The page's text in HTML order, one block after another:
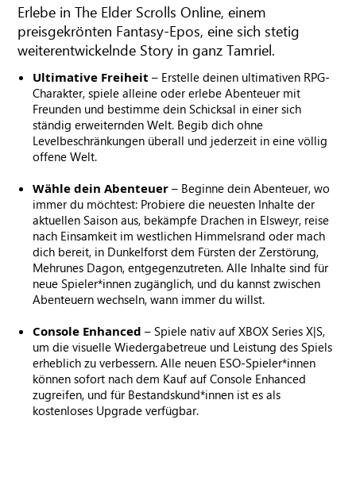
Erlebe in The Elder Scrolls Online, einem
preisgekrönten Fantasy-Epos, eine sich stetig
weiterentwickelnde Story in ganz Tamriel.
Ultimative Freiheit – Erstelle deinen ultimativen RPG-
Charakter, spiele alleine oder erlebe Abenteuer mit
Freunden und bestimme dein Schicksal in einer sich
ständig erweiternden Welt. Begib dich ohne
Levelbeschränkungen überall und jederzeit in eine völlig
offene Welt.
Wähle dein Abenteuer – Beginne dein Abenteuer, wo
immer du möchtest: Probiere die neuesten Inhalte der
aktuellen Saison aus, bekämpfe Drachen in Elsweyr, reise
nach Einsamkeit im westlichen Himmelsrand oder mach
dich bereit, in Dunkelforst dem Fürsten der Zerstörung,
Mehrunes Dagon, entgegenzutreten. Alle Inhalte sind für
neue Spieler*innen zugänglich, und du kannst zwischen
Abenteuern wechseln, wann immer du willst.
Console Enhanced – Spiele nativ auf XBOX Series X|S,
um die visuelle Wiedergabetreue und Leistung des Spiels
erheblich zu verbessern. Alle neuen ESO-Spieler*innen
können sofort nach dem Kauf auf Console Enhanced
zugreifen, und für Bestandskund*innen ist es als
kostenloses Upgrade verfügbar.